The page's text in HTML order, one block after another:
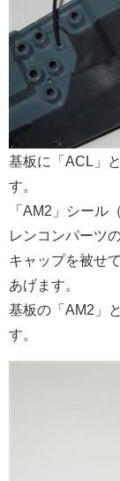
基板に「ACL」
す。
「AM2」シール
レンコンパーツ
キャップを被せ
あげます。
基板の「AM2」
す。